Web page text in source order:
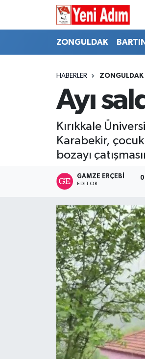
ZONGULDAK BARTIN
HABERLER ZONGULDAK
Ayı
Kırıkkale
Karabekir,
bozayı
GAMZE ERÇEBI
EDITÖR
ZONGULDAK
SİYASET
ZONGULDAK
KARABÜK
SAĞLIK
GÜNCEL
RESMİ İLAN
Zonguldak Hava Durumu
Süper Lig Puan Durumu ve
Tüm Manşetler
Son Dakika Haberleri